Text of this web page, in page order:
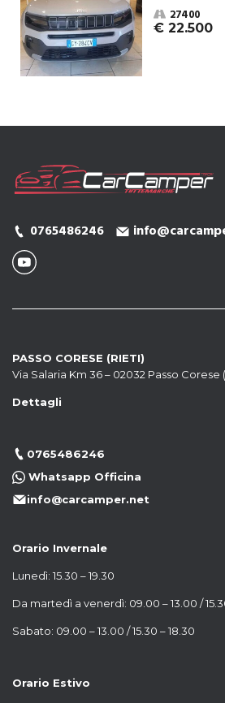
27400
€ 22.500
0765486246
PASSO CORESE (RIETI)
Via Salaria Km 36 – 02032 Passo Corese
Dettagli
0765486246
Whatsapp Officina
info@carcamper.net
Orario Invernale
Lunedì: 15.30 – 19.30
Da martedì a venerdì: 09.00 – 13.00 /
Sabato: 09.00 – 13.00 / 15.30 – 18.30
Orario Estivo